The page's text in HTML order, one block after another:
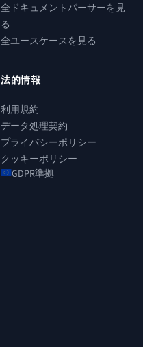
全ドキュメントパーサーを見
る
全ユースケースを見る
法的情報
利用規約
データ処理契約
プライバシーポリシー
クッキーポリシー
GDPR準拠